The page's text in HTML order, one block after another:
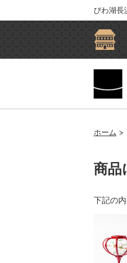
びわ湖長
ホーム >
商品
下記の